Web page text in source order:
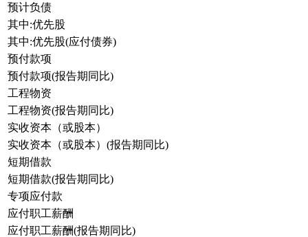
预计负债
其中:优先股
其中:优先股(应付债券)
预付款项
预付款项(报告期同比)
工程物资
工程物资(报告期同比)
实收资本（或股本）
实收资本（或股本）(报告期同比)
短期借款
短期借款(报告期同比)
专项应付款
应付职工薪酬
应付职工薪酬(报告期同比)